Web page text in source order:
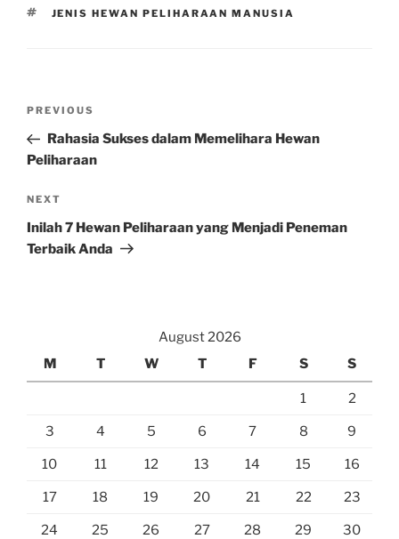
TAGS
JENIS HEWAN PELIHARAAN MANUSIA
Previous
Post
PREVIOUS
Rahasia Sukses dalam Memelihara Hewan
Peliharaan
Next
Post
NEXT
Inilah 7 Hewan Peliharaan yang Menjadi Peneman
Terbaik Anda
August 2026
M
T W T F S S
1 2
3 4 5 6 7 8 9
10 11 12 13 14 15 16
17 18 19 20 21 22 23
24 25 26 27 28 29 30